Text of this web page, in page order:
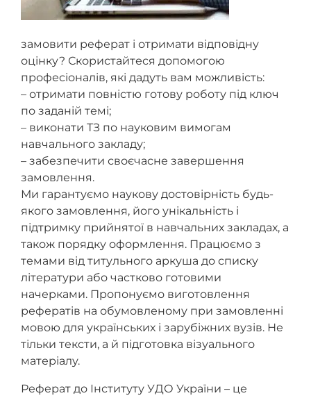
замовити реферат і отримати відповідну
оцінку? Скористайтеся допомогою
професіоналів, які дадуть вам можливість:
– отримати повністю готову роботу під ключ
по заданій темі;
– виконати ТЗ по науковим вимогам
навчального закладу;
– забезпечити своєчасне завершення
замовлення.
Ми гарантуємо наукову достовірність будь-
якого замовлення, його унікальність і
підтримку прийнятої в навчальних закладах, а
також порядку оформлення. Працюємо з
темами від титульного аркуша до списку
літератури або частково готовими
начерками. Пропонуємо виготовлення
рефератів на обумовленому при замовленні
мовою для українських і зарубіжних вузів. Не
тільки тексти, а й підготовка візуального
матеріалу.
Реферат до Інституту УДО України – це